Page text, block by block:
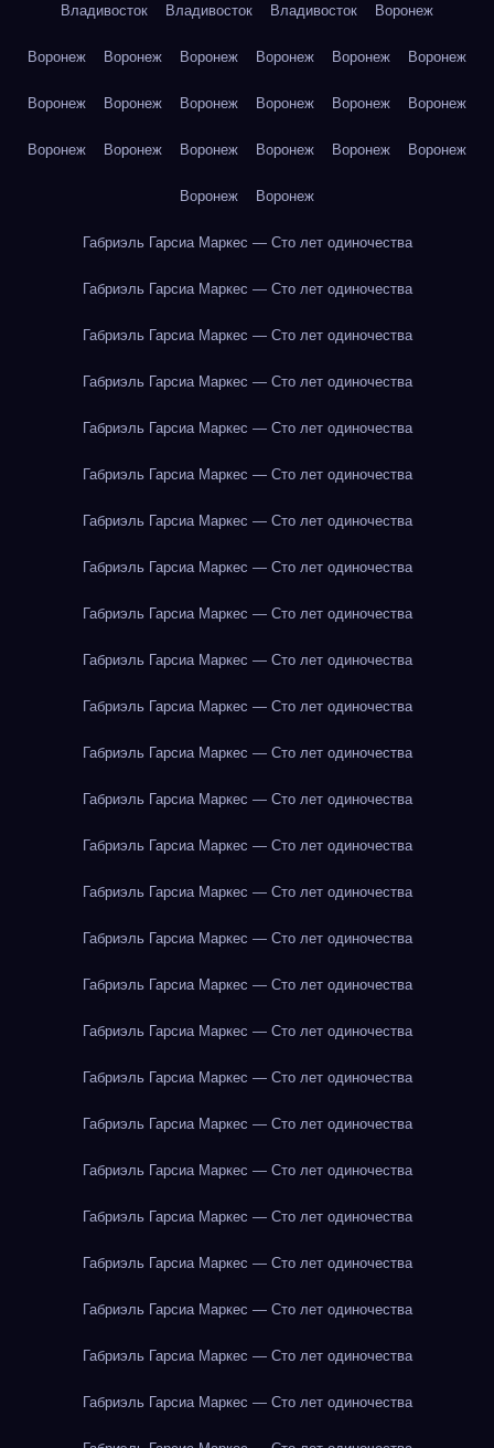
Владивосток Владивосток Владивосток Воронеж
Воронеж Воронеж Воронеж Воронеж Воронеж Воронеж
Воронеж Воронеж Воронеж Воронеж Воронеж Воронеж
Воронеж Воронеж Воронеж Воронеж Воронеж Воронеж
Воронеж Воронеж
Габриэль Гарсиа Маркес — Сто лет одиночества
Габриэль Гарсиа Маркес — Сто лет одиночества
Габриэль Гарсиа Маркес — Сто лет одиночества
Габриэль Гарсиа Маркес — Сто лет одиночества
Габриэль Гарсиа Маркес — Сто лет одиночества
Габриэль Гарсиа Маркес — Сто лет одиночества
Габриэль Гарсиа Маркес — Сто лет одиночества
Габриэль Гарсиа Маркес — Сто лет одиночества
Габриэль Гарсиа Маркес — Сто лет одиночества
Габриэль Гарсиа Маркес — Сто лет одиночества
Габриэль Гарсиа Маркес — Сто лет одиночества
Габриэль Гарсиа Маркес — Сто лет одиночества
Габриэль Гарсиа Маркес — Сто лет одиночества
Габриэль Гарсиа Маркес — Сто лет одиночества
Габриэль Гарсиа Маркес — Сто лет одиночества
Габриэль Гарсиа Маркес — Сто лет одиночества
Габриэль Гарсиа Маркес — Сто лет одиночества
Габриэль Гарсиа Маркес — Сто лет одиночества
Габриэль Гарсиа Маркес — Сто лет одиночества
Габриэль Гарсиа Маркес — Сто лет одиночества
Габриэль Гарсиа Маркес — Сто лет одиночества
Габриэль Гарсиа Маркес — Сто лет одиночества
Габриэль Гарсиа Маркес — Сто лет одиночества
Габриэль Гарсиа Маркес — Сто лет одиночества
Габриэль Гарсиа Маркес — Сто лет одиночества
Габриэль Гарсиа Маркес — Сто лет одиночества